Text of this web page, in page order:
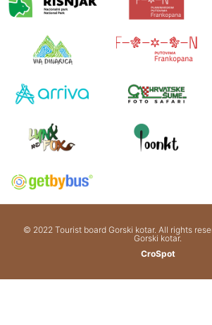
© 2022 Tourist board Gorski kotar. All rights
Gorski kotar.
CroSpot